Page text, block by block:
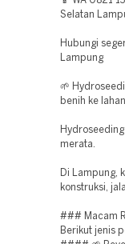
Selatan
Hubungi
Lampung
🌱
benih ke lahan.
merata.
Di Lampung,
konstruksi,
### Macam
Berikut jenis